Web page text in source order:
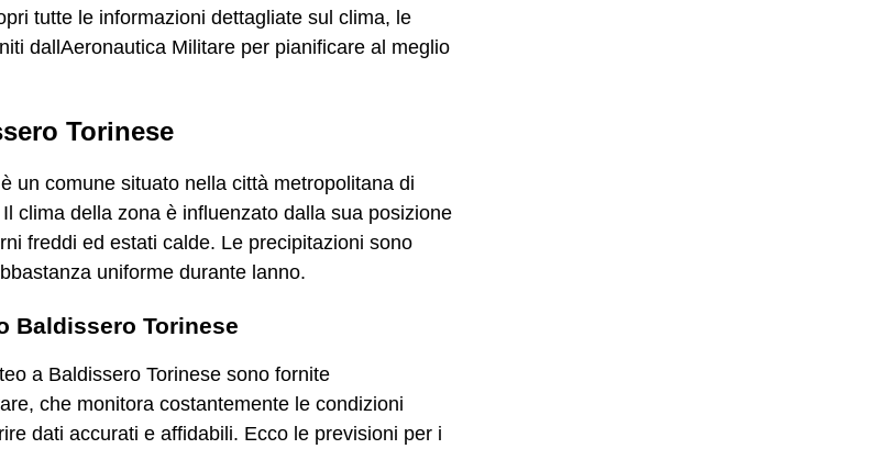
tutte le informazioni dettagliate sul clima, le
dallAeronautica Militare per pianificare al meglio
Torinese
un comune situato nella città metropolitana di
clima della zona è influenzato dalla sua posizione
freddi ed estati calde. Le precipitazioni sono
uniforme durante lanno.
Baldissero Torinese
a Baldissero Torinese sono fornite
che monitora costantemente le condizioni
dati accurati e affidabili. Ecco le previsioni per i